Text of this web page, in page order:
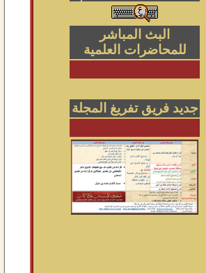
البث المباشر
للمحاضرات العلمية
جديد فريق تفريغ المجلة